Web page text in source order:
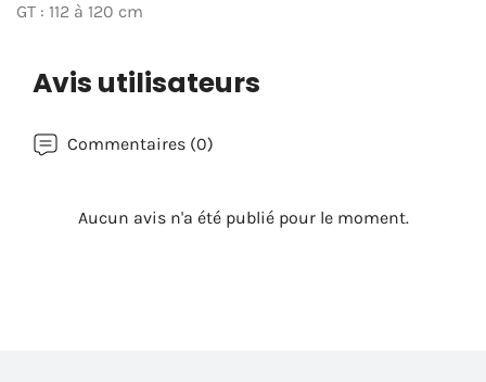
GT : 112 à 120 cm
Avis utilisateurs
Commentaires (0)
Aucun avis n'a été publié pour le moment.